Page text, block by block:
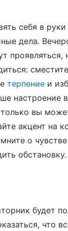
себя в
дела.
проявляться,
терпение и
настроение
вы
акцент на
о
обстановку.
будет
что